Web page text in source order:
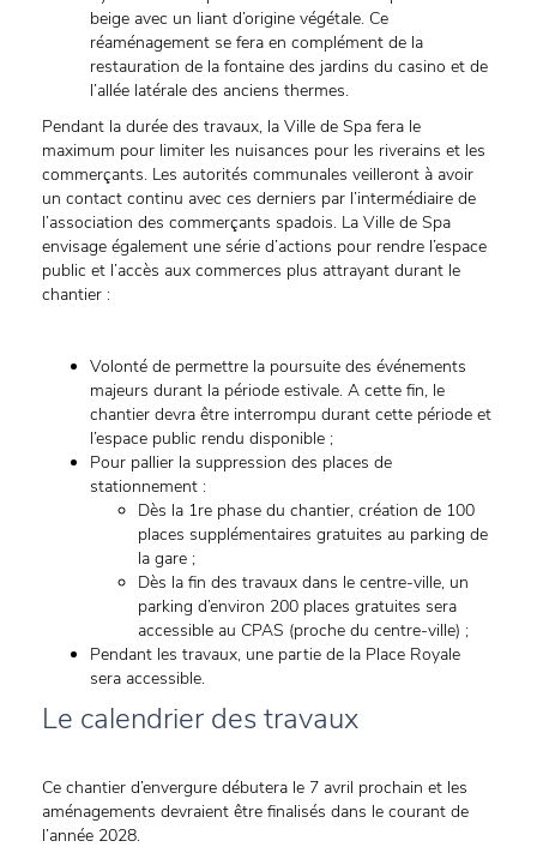
beige avec un liant d’origine végétale. Ce
réaménagement se fera en complément de la
restauration de la fontaine des jardins du casino et de
l’allée latérale des anciens thermes.
Pendant la durée des travaux, la Ville de Spa fera le
maximum pour limiter les nuisances pour les riverains et les
commerçants. Les autorités communales veilleront à avoir
un contact continu avec ces derniers par l’intermédiaire de
l’association des commerçants spadois. La Ville de Spa
envisage également une série d’actions pour rendre l’espace
public et l’accès aux commerces plus attrayant durant le
chantier :
Volonté de permettre la poursuite des événements
majeurs durant la période estivale. A cette fin, le
chantier devra être interrompu durant cette période et
l’espace public rendu disponible ;
Pour pallier la suppression des places de
stationnement :
Dès la 1re phase du chantier, création de 100
places supplémentaires gratuites au parking de
la gare ;
Dès la fin des travaux dans le centre-ville, un
parking d’environ 200 places gratuites sera
accessible au CPAS (proche du centre-ville) ;
Pendant les travaux, une partie de la Place Royale
sera accessible.
Le calendrier des travaux
Ce chantier d’envergure débutera le 7 avril prochain et les
aménagements devraient être finalisés dans le courant de
l’année 2028.